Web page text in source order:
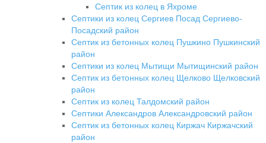
Септик из колец в Яхроме
Септики из колец Сергиев Посад Сергиево-
Посадский район
Септик из бетонных колец Пушкино Пушкинский
район
Септики из колец Мытищи Мытищинский район
Септик из бетонных колец Щелково Щелковский
район
Септик из колец Талдомский район
Септики Александров Александровский район
Септик из бетонных колец Киржач Киржачский
район